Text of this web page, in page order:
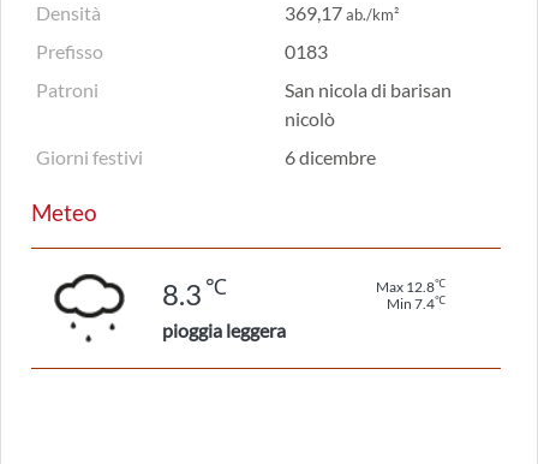
Densità 369,17ab./km²
Prefisso
0183
Patroni
San nicola di barisan
nicolò
Giorni festivi
6 dicembre
Meteo
8.3 ℃ Max 12.8℃
Min 7.4℃
pioggia leggera